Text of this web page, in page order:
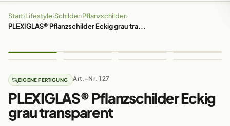
Start›Lifestyle›Schilder›Pflanzschilder›
PLEXIGLAS® Pflanzschilder Eckig grau tra...
EIGENE FERTIGUNG Art.-Nr. 127
PLEXIGLAS® Pflanzschilder Eckig
grau transparent